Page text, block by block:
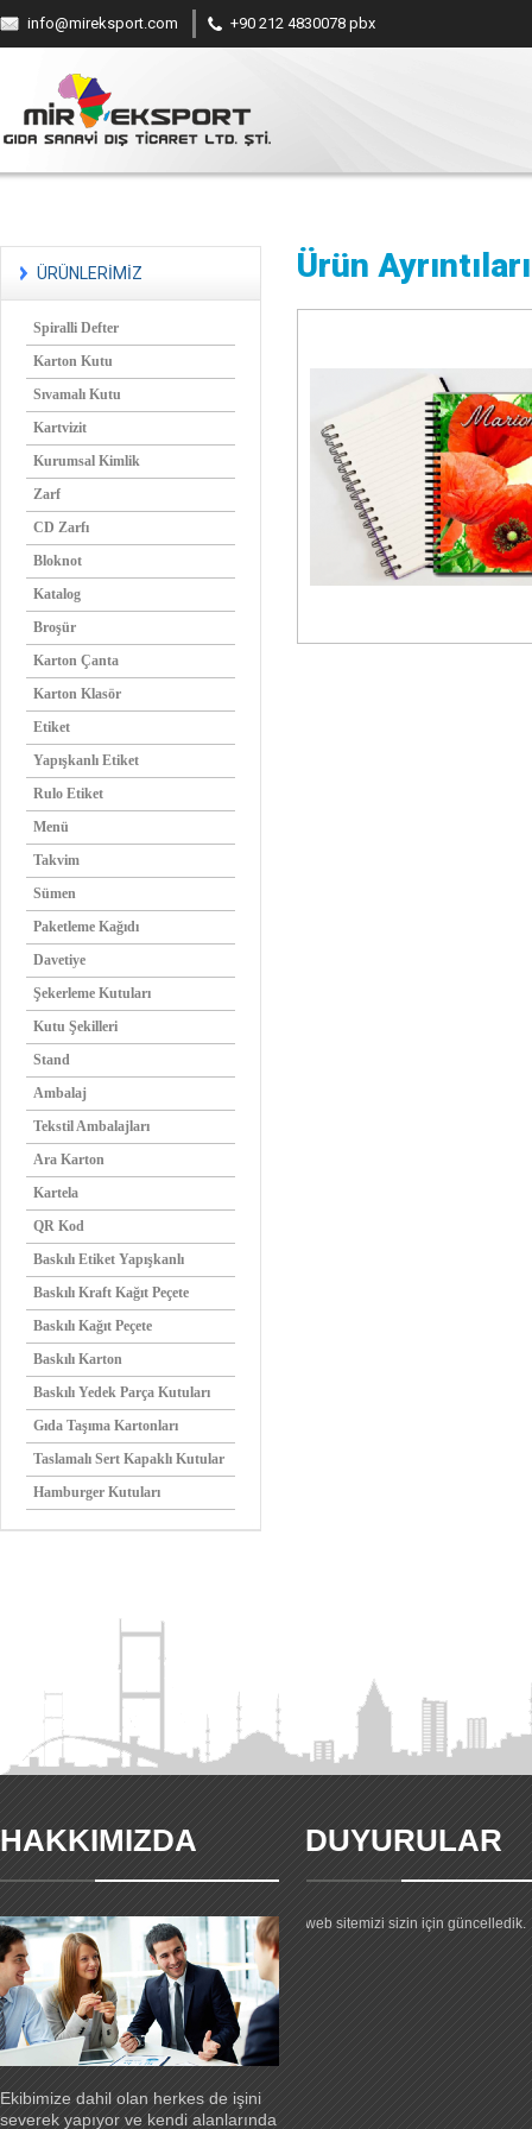
info@mireksport.com +90 212 4830078 pbx
ÜRÜNLERİMİZ
Spiralli Defter
Karton Kutu
Sıvamalı Kutu
Kartvizit
Kurumsal Kimlik
Zarf
CD Zarfı
Bloknot
Katalog
Broşür
Karton Çanta
Karton Klasör
Etiket
Yapışkanlı Etiket
Rulo Etiket
Menü
Takvim
Sümen
Paketleme Kağıdı
Davetiye
Şekerleme Kutuları
Kutu Şekilleri
Stand
Ambalaj
Tekstil Ambalajları
Ara Karton
Kartela
QR Kod
Baskılı Etiket Yapışkanlı
Baskılı Kraft Kağıt Peçete
Baskılı Kağıt Peçete
Baskılı Karton
Baskılı Yedek Parça Kutuları
Gıda Taşıma Kartonları
Taslamalı Sert Kapaklı Kutular
Hamburger Kutuları
Ürün Ayrıntıları
HAKKIMIZDA
Ekibimize dahil olan herkes de işini
severek yapıyor ve kendi alanlarında
DUYURULAR
Yeni web sitemiz yayında.
web sitemizi sizin için güncelledik.